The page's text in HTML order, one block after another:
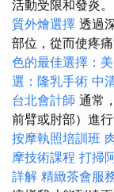
活動受限和發炎。
質外燴選擇 透過
部位，從而使疼
色的最佳選擇：
選：隆乳手術 中
台北會計師 通常
前臂或肘部）進行
按摩執照培訓班
摩技術課程 打掃
詳解 精緻茶會服